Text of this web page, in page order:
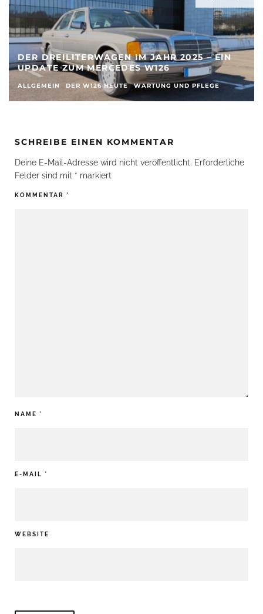
DER DREILITERWAGEN IM JAHR 2025 – EIN
UPDATE ZUM MERCEDES W126
ALLGEMEIN DER W126 HEUTE WARTUNG UND PFLEGE
SCHREIBE EINEN KOMMENTAR
Deine E-Mail-Adresse wird nicht veröffentlicht. Erforderliche
Felder sind mit * markiert
KOMMENTAR *
NAME *
E-MAIL *
WEBSITE